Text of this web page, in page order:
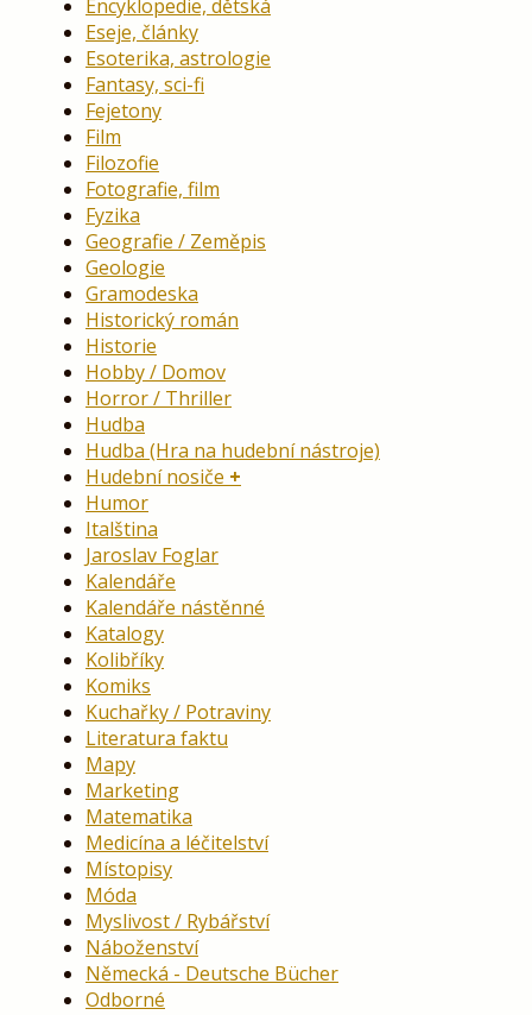
Encyklopedie, dětská
Eseje, články
Esoterika, astrologie
Fantasy, sci-fi
Fejetony
Film
Filozofie
Fotografie, film
Fyzika
Geografie / Zeměpis
Geologie
Gramodeska
Historický román
Historie
Hobby / Domov
Horror / Thriller
Hudba
Hudba (Hra na hudební nástroje)
Hudební nosiče
Humor
Italština
Jaroslav Foglar
Kalendáře
Kalendáře nástěnné
Katalogy
Kolibříky
Komiks
Kuchařky / Potraviny
Literatura faktu
Mapy
Marketing
Matematika
Medicína a léčitelství
Místopisy
Móda
Myslivost / Rybářství
Náboženství
Německá - Deutsche Bücher
Odborné